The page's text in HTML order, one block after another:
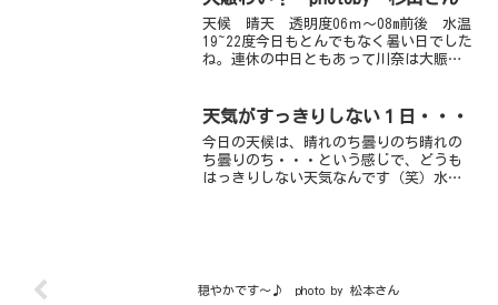
天候 晴天 透明度06ｍ～08m前後 水温
19~22度今日もとんでもなく暑い日でした
ね。連休の中日ともあって川奈は大賑わ
年の記録更新ですね。ビーチは、アオリ
天気がすっきりしない１日・・・
今日の天候は、晴れのち曇りのち晴れの
ち曇りのち・・・という感じで、どうも
はっきりしない天気なんです（笑）水中
穏やかです～♪ photo by 松本さん